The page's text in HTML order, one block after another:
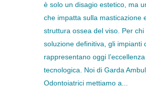
è solo un disagio estetico, ma
che impatta sulla masticazione
struttura ossea del viso. Per chi
soluzione definitiva, gli impianti
rappresentano oggi l’eccellenza
tecnologica. Noi di Garda
Odontoiatrici mettiamo a...